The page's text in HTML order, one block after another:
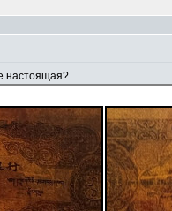
настоящая?